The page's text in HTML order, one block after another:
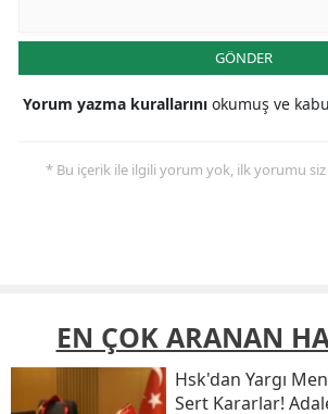
GÖNDER
Yorum yazma kurallarını okumuş ve
* Bu içerik ile ilgili yorum yok, ilk yorumu siz
EN ÇOK ARANAN
Hsk'dan Yargı
Sert Kararlar!